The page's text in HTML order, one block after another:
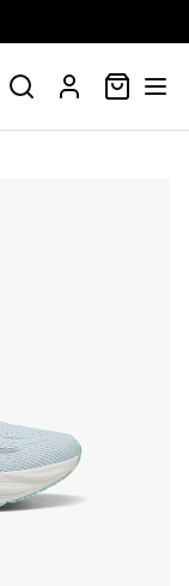
SØK PROFIL